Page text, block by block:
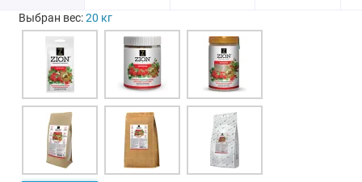
Выбран вес:20 кг